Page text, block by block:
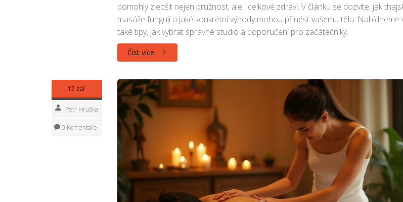
pomohly zlepšit nejen pružnost, ale i celkové zdraví. V článku se dozvíte, jak
masáže fungují a jaké konkrétní výhody mohou přinést vašemu tělu. Nabídneme
také tipy, jak vybrat správné studio a doporučení pro začátečníky.
Číst více
17 zář
Petr Hruška
0 Komentáře